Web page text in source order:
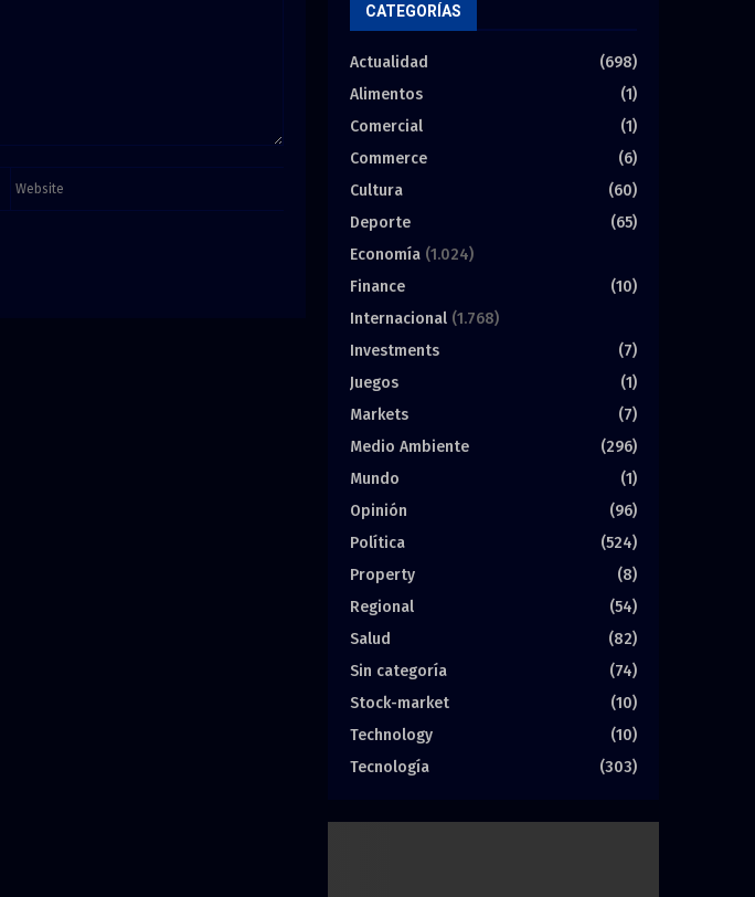
CATEGORÍAS
Actualidad
(698)
Alimentos
(1)
Comercial
(1)
Commerce
(6)
Cultura
(60)
Deporte
(65)
Economía (1.024)
Finance
(10)
Internacional (1.768)
Investments
(7)
Juegos
(1)
Markets
(7)
Medio Ambiente
(296)
Mundo
(1)
Opinión
(96)
Política
(524)
Property
(8)
Regional
(54)
Salud
(82)
Sin categoría
(74)
Stock-market
(10)
Technology
(10)
Tecnología
(303)